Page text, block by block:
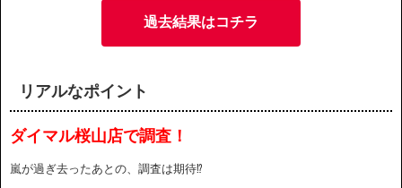
過去結果はコチラ
リアルなポイント
ダイマル桜山店で調査！
嵐が過ぎ去ったあとの、調査は期待⁉️